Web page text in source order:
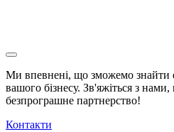
Ми впевнені, що зможемо знайти
вашого бізнесу. Зв'яжіться з
безпрограшне партнерство!
Контакти